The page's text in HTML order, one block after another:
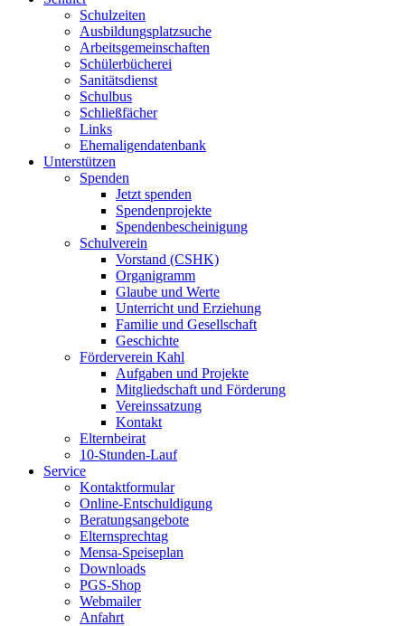
Schulzeiten
Ausbildungsplatzsuche
Arbeitsgemeinschaften
Schülerbücherei
Sanitätsdienst
Schulbus
Schließfächer
Links
Ehemaligendatenbank
Unterstützen
Spenden
Jetzt spenden
Spendenprojekte
Spendenbescheinigung
Schulverein
Vorstand (CSHK)
Organigramm
Glaube und Werte
Unterricht und Erziehung
Familie und Gesellschaft
Geschichte
Förderverein Kahl
Aufgaben und Projekte
Mitgliedschaft und Förderung
Vereinssatzung
Kontakt
Elternbeirat
10-Stunden-Lauf
Service
Kontaktformular
Online-Entschuldigung
Beratungsangebote
Elternsprechtag
Mensa-Speiseplan
Downloads
PGS-Shop
Webmailer
Anfahrt